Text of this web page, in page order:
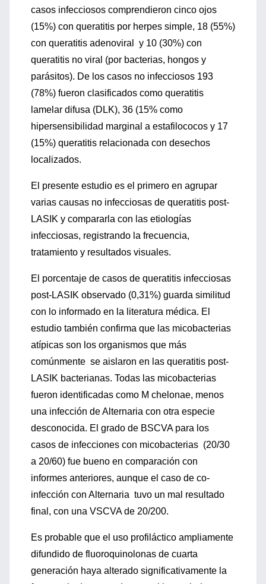
casos infecciosos comprendieron cinco ojos
(15%) con queratitis por herpes simple, 18 (55%)
con queratitis adenoviral y 10 (30%) con
queratitis no viral (por bacterias, hongos y
parásitos). De los casos no infecciosos 193
(78%) fueron clasificados como queratitis
lamelar difusa (DLK), 36 (15% como
hipersensibilidad marginal a estafilococos y 17
(15%) queratitis relacionada con desechos
localizados.
El presente estudio es el primero en agrupar
varias causas no infecciosas de queratitis post-
LASIK y compararla con las etiologías
infecciosas, registrando la frecuencia,
tratamiento y resultados visuales.
El porcentaje de casos de queratitis infecciosas
post-LASIK observado (0,31%) guarda similitud
con lo informado en la literatura médica. El
estudio también confirma que las micobacterias
atípicas son los organismos que más
comúnmente se aislaron en las queratitis post-
LASIK bacterianas. Todas las micobacterias
fueron identificadas como M chelonae, menos
una infección de Alternaria con otra especie
desconocida. El grado de BSCVA para los
casos de infecciones con micobacterias (20/30
a 20/60) fue bueno en comparación con
informes anteriores, aunque el caso de co-
infección con Alternaria tuvo un mal resultado
final, con una VSCVA de 20/200.
Es probable que el uso profiláctico ampliamente
difundido de fluoroquinolonas de cuarta
generación haya alterado significativamente la